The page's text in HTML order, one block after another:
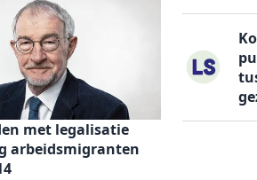
met legalisatie
arbeidsmigranten